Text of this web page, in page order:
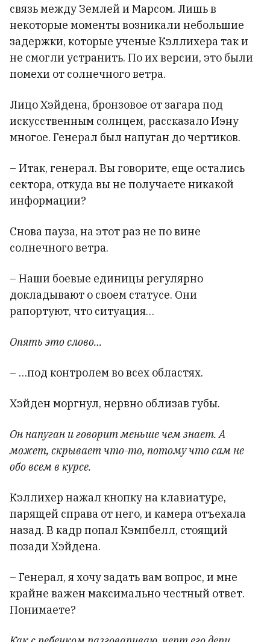
связь между Землей и Марсом. Лишь в
некоторые моменты возникали небольшие
задержки, которые ученые Кэллихера так и
не смогли устранить. По их версии, это были
помехи от солнечного ветра.
Лицо Хэйдена, бронзовое от загара под
искусственным солнцем, рассказало Иэну
многое. Генерал был напуган до чертиков.
– Итак, генерал. Вы говорите, еще остались
сектора, откуда вы не получаете никакой
информации?
Снова пауза, на этот раз не по вине
солнечного ветра.
– Наши боевые единицы регулярно
докладывают о своем статусе. Они
рапортуют, что ситуация…
Опять это слово…
– …под контролем во всех областях.
Хэйден моргнул, нервно облизав губы.
Он напуган и говорит меньше чем знает. А
может, скрывает что-то, потому что сам не
обо всем в курсе.
Кэллихер нажал кнопку на клавиатуре,
парящей справа от него, и камера отъехала
назад. В кадр попал Кэмпбелл, стоящий
позади Хэйдена.
– Генерал, я хочу задать вам вопрос, и мне
крайне важен максимально честный ответ.
Понимаете?